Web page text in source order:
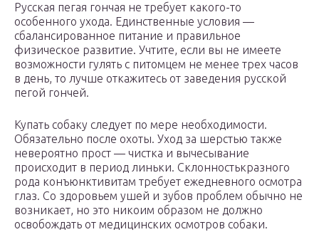
Русская пегая гончая не требует какого-то
особенного ухода. Единственные условия —
сбалансированное питание и правильное
физическое развитие. Учтите, если вы не имеете
возможности гулять с питомцем не менее трех часов
в день, то лучше откажитесь от заведения русской
пегой гончей.
Купать собаку следует по мере необходимости.
Обязательно после охоты. Уход за шерстью также
невероятно прост — чистка и вычесывание
происходит в период линьки. Склонностькразного
рода конъюнктивитам требует ежедневного осмотра
глаз. Со здоровьем ушей и зубов проблем обычно не
возникает, но это никоим образом не должно
освобождать от медицинских осмотров собаки.